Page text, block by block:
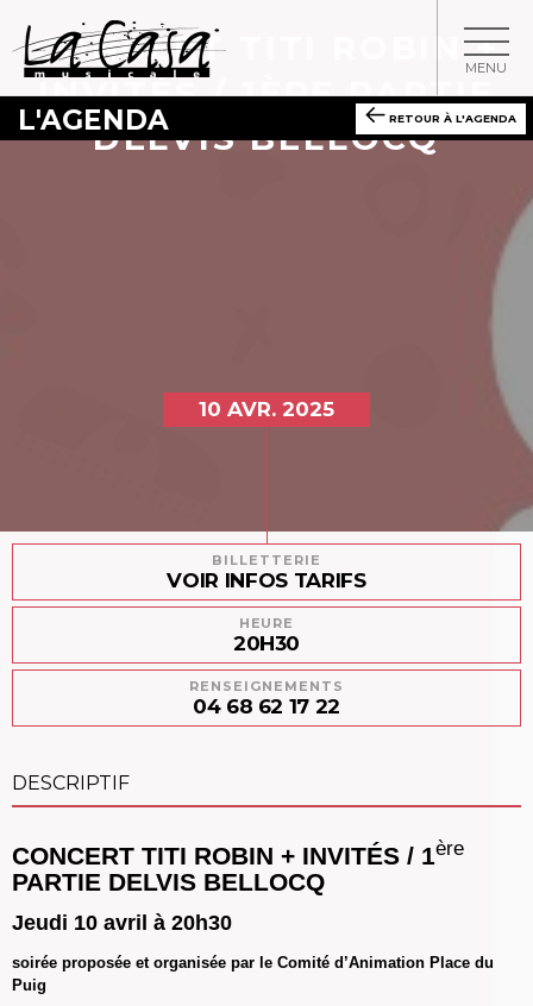
MENU
L'AGENDA RETOUR À L'AGENDA
CONCERT TITI ROBIN +
INVITÉS / 1ÈRE PARTIE
DELVIS BELLOCQ
10 AVR. 2025
BILLETTERIE
VOIR INFOS TARIFS
HEURE
20H30
RENSEIGNEMENTS
04 68 62 17 22
DESCRIPTIF
CONCERT TITI ROBIN + INVITÉS / 1ère
PARTIE DELVIS BELLOCQ
Jeudi 10 avril à 20h30
soirée proposée et organisée par le Comité d’Animation Place du
Puig